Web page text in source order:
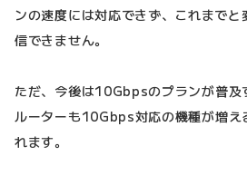
ンの速度には対応できず、これまで
信できません。
ただ、今後は10Gbpsのプランが普及
ルーターも10Gbps対応の機種が増え
れます。